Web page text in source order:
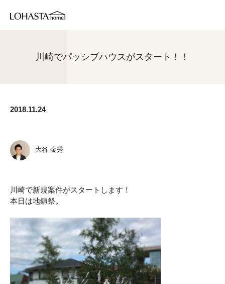
川崎でパッシブハウスがスタート！！
2018.11.24
大谷 金秀
川崎で新規案件がスタートします！
本日は地鎮祭。